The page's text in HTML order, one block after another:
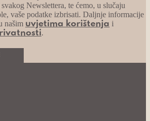
Newslettera, te ćemo, u slučaju
vaše podatke izbrisati. Daljnje informacije
našim uvjetima korištenja i
.